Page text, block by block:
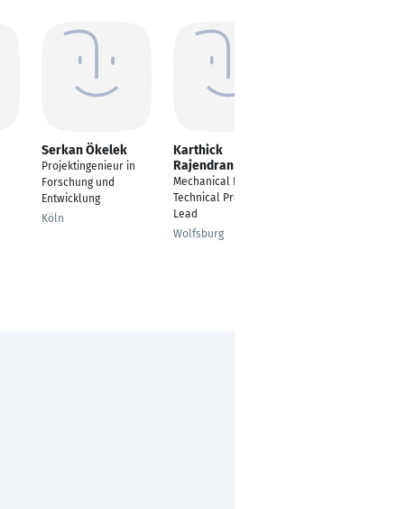
Serkan Ökelek
Projektingenieur in
Forschung und
Entwicklung
Köln
Karthick
Rajendran
Mechanical Engineer -
Technical Project
Lead
Wolfsburg